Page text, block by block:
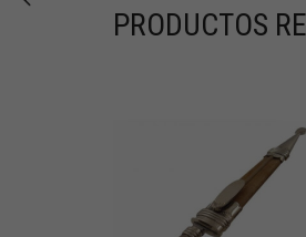
PRODUCTOS